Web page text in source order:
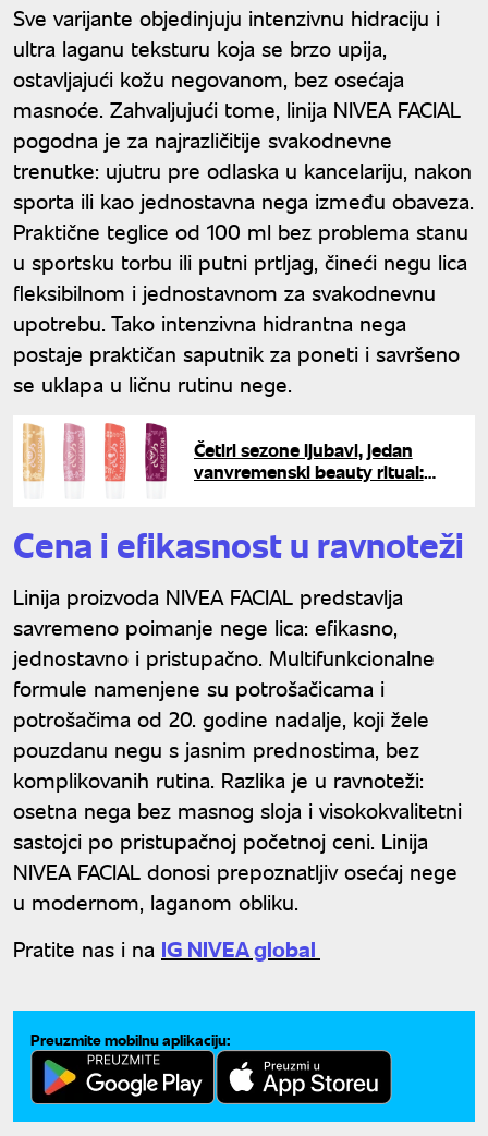
Sve varijante objedinjuju intenzivnu hidraciju i
ultra laganu teksturu koja se brzo upija,
ostavljajući kožu negovanom, bez osećaja
masnoće. Zahvaljujući tome, linija NIVEA FACIAL
pogodna je za najrazličitije svakodnevne
trenutke: ujutru pre odlaska u kancelariju, nakon
sporta ili kao jednostavna nega između obaveza.
Praktične teglice od 100 ml bez problema stanu
u sportsku torbu ili putni prtljag, čineći negu lica
fleksibilnom i jednostavnom za svakodnevnu
upotrebu. Tako intenzivna hidrantna nega
postaje praktičan saputnik za poneti i savršeno
se uklapa u ličnu rutinu nege.
Četiri sezone ljubavi, jedan
vanvremenski beauty ritual:
Cena i efikasnost u ravnoteži
Linija proizvoda NIVEA FACIAL predstavlja
savremeno poimanje nege lica: efikasno,
jednostavno i pristupačno. Multifunkcionalne
formule namenjene su potrošačicama i
potrošačima od 20. godine nadalje, koji žele
pouzdanu negu s jasnim prednostima, bez
komplikovanih rutina. Razlika je u ravnoteži:
osetna nega bez masnog sloja i visokokvalitetni
sastojci po pristupačnoj početnoj ceni. Linija
NIVEA FACIAL donosi prepoznatljiv osećaj nege
u modernom, laganom obliku.
Pratite nas i na IG NIVEA global
Preuzmite mobilnu aplikaciju: